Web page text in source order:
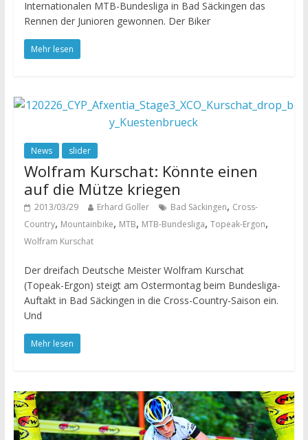
Internationalen MTB-Bundesliga in Bad Säckingen das
Rennen der Junioren gewonnen. Der Biker
Mehr lesen
News slider
Wolfram Kurschat: Könnte einen
auf die Mütze kriegen
2013/03/29 Erhard Goller Bad Säckingen, Cross-
Country, Mountainbike, MTB, MTB-Bundesliga, Topeak-Ergon,
Wolfram Kurschat
Der dreifach Deutsche Meister Wolfram Kurschat
(Topeak-Ergon) steigt am Ostermontag beim Bundesliga-
Auftakt in Bad Säckingen in die Cross-Country-Saison ein.
Und
Mehr lesen